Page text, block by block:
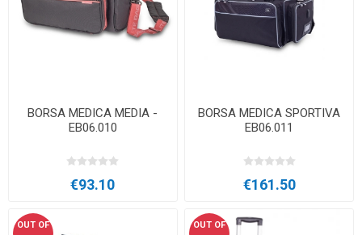
BORSA MEDICA MEDIA -
EB06.010
€93.10
BORSA MEDICA SPORTIVA
EB06.011
€161.50
OUT OF
OUT OF